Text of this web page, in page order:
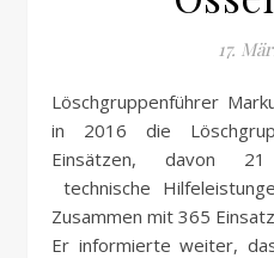
17.
Löschgruppenführer Markus Block berichtete, dass
in 2016 die
Einsätzen, davon
technische
Zusammen mit 365
Er informierte weiter,